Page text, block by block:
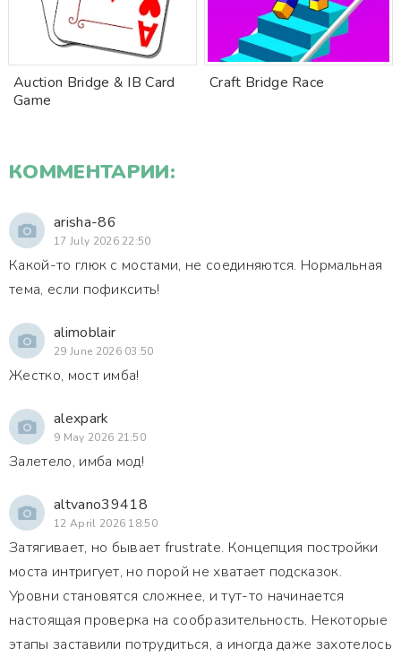
Auction Bridge & IB Card
Game
Craft Bridge Race
КОММЕНТАРИИ:
arisha-86
17 July 2026 22:50
Какой-то глюк с мостами, не соединяются. Нормальная
тема, если пофиксить!
alimoblair
29 June 2026 03:50
Жестко, мост имба!
alexpark
9 May 2026 21:50
Залетело, имба мод!
altvano39418
12 April 2026 18:50
Затягивает, но бывает frustrate. Концепция постройки
моста интригует, но порой не хватает подсказок.
Уровни становятся сложнее, и тут-то начинается
настоящая проверка на сообразительность. Некоторые
этапы заставили потрудиться, а иногда даже захотелось